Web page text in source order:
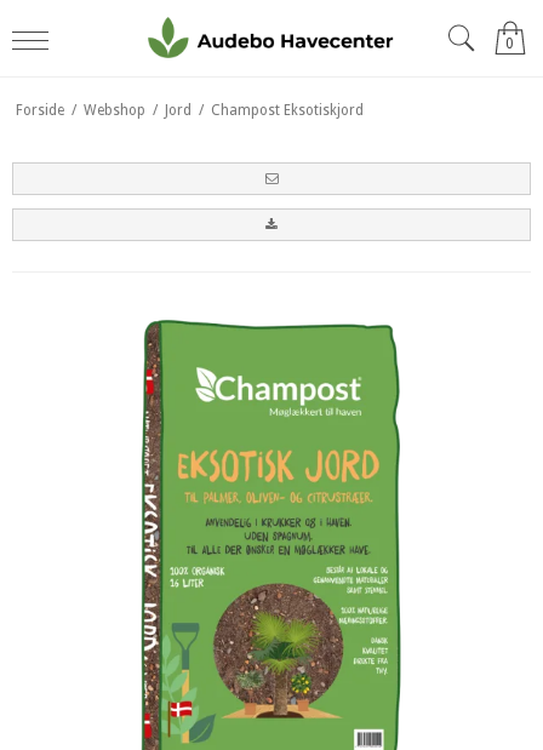
0
Forside / Webshop / Jord / Champost Eksotiskjord